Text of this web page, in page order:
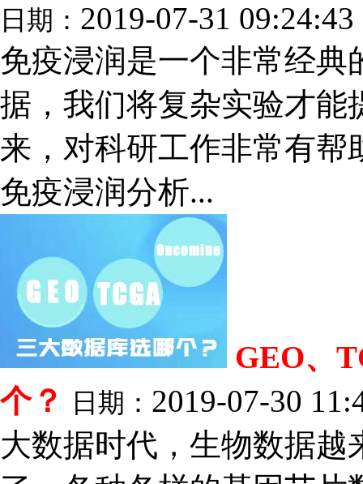
日期： 2019-07-31 09:24:43
免疫浸润是一个非常经典
据，我们将复杂实验才能
来，对科研工作非常有帮
免疫浸润分析...
GEO、
个？
日期： 2019-07-30
大数据时代，生物数据